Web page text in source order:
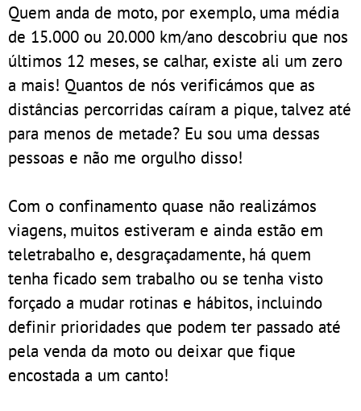
Quem anda de moto, por exemplo, uma média
de 15.000 ou 20.000 km/ano descobriu que nos
últimos 12 meses, se calhar, existe ali um zero
a mais! Quantos de nós verificámos que as
distâncias percorridas caíram a pique, talvez até
para menos de metade? Eu sou uma dessas
pessoas e não me orgulho disso!
Com o confinamento quase não realizámos
viagens, muitos estiveram e ainda estão em
teletrabalho e, desgraçadamente, há quem
tenha ficado sem trabalho ou se tenha visto
forçado a mudar rotinas e hábitos, incluindo
definir prioridades que podem ter passado até
pela venda da moto ou deixar que fique
encostada a um canto!